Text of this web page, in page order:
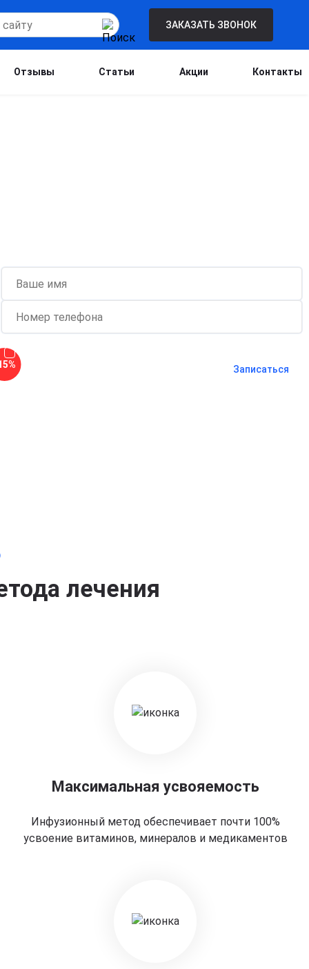
ЗАКАЗАТЬ ЗВОНОК
Отзывы Статьи Акции Контакты
Записаться
лечения
Максимальная усвояемость
Инфузионный метод обеспечивает почти 100%
усвоение витаминов, минералов и медикаментов